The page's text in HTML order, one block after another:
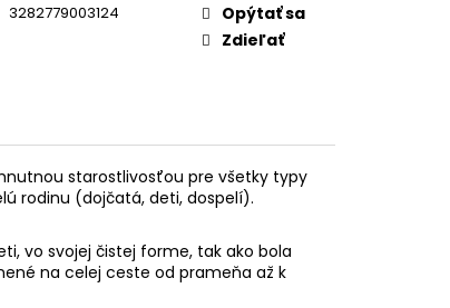
3282779003124
Opýtať sa
Zdieľať
starostlivosťou pre všetky typy
rodinu (dojčatá, deti, dospelí).
vo svojej čistej forme, tak ako bola
na celej ceste od prameňa až k